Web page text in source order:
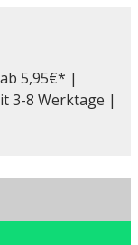
5,95€* |
3-8 Werktage |